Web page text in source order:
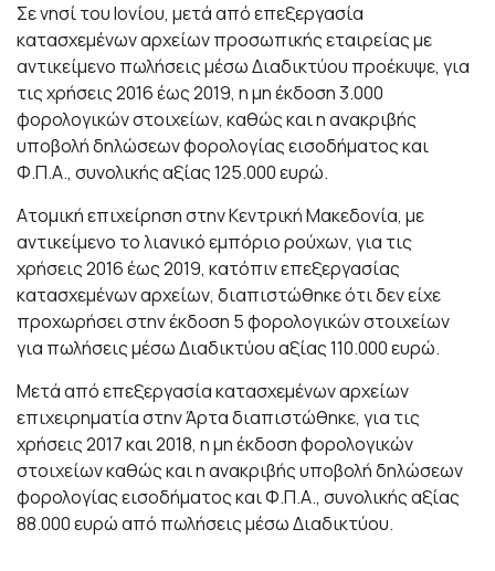
Σε νησί του Ιονίου, μετά από επεξεργασία
κατασχεμένων αρχείων προσωπικής εταιρείας με
αντικείμενο πωλήσεις μέσω Διαδικτύου προέκυψε, για
τις χρήσεις 2016 έως 2019, η μη έκδοση 3.000
φορολογικών στοιχείων, καθώς και η ανακριβής
υποβολή δηλώσεων φορολογίας εισοδήματος και
Φ.Π.Α., συνολικής αξίας 125.000 ευρώ.
Ατομική επιχείρηση στην Κεντρική Μακεδονία, με
αντικείμενο το λιανικό εμπόριο ρούχων, για τις
χρήσεις 2016 έως 2019, κατόπιν επεξεργασίας
κατασχεμένων αρχείων, διαπιστώθηκε ότι δεν είχε
προχωρήσει στην έκδοση 5 φορολογικών στοιχείων
για πωλήσεις μέσω Διαδικτύου αξίας 110.000 ευρώ.
Μετά από επεξεργασία κατασχεμένων αρχείων
επιχειρηματία στην Άρτα διαπιστώθηκε, για τις
χρήσεις 2017 και 2018, η μη έκδοση φορολογικών
στοιχείων καθώς και η ανακριβής υποβολή δηλώσεων
φορολογίας εισοδήματος και Φ.Π.Α., συνολικής αξίας
88.000 ευρώ από πωλήσεις μέσω Διαδικτύου.